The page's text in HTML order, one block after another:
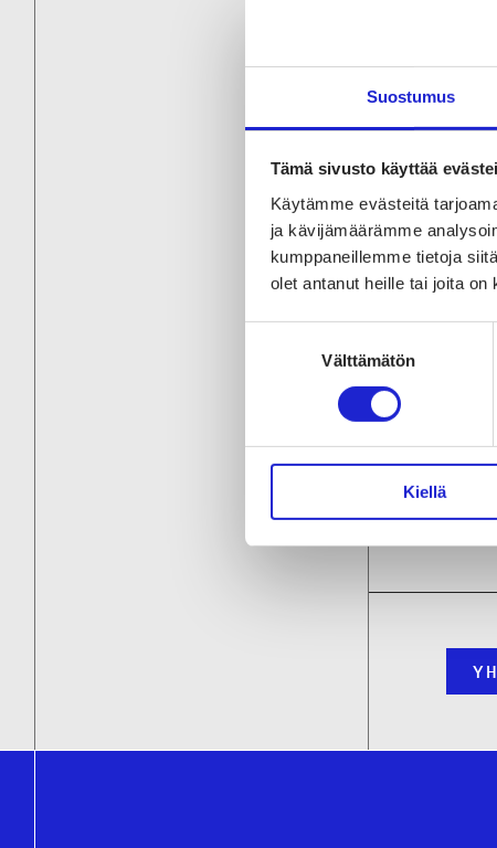
Suostumus
Tämä sivusto käyttää
Käytämme evästeitä
ja kävijämäärämme
kumppaneillemme tietoja
olet antanut heille tai joita on
Välttämätön
Kiellä